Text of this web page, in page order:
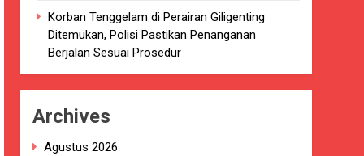
akan Kadaluarsa oleh Puskesmas
Korban Tenggelam di Perairan Giligenting
Ditemukan, Polisi Pastikan Penanganan
Berjalan Sesuai Prosedur
Archives
Agustus 2026